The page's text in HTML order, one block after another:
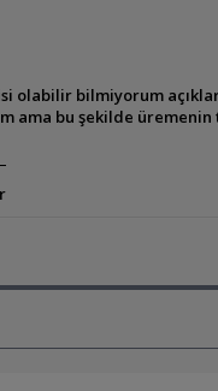
olabilir bilmiyorum açıklar
ama bu şekilde